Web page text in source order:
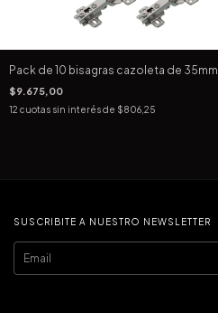
Pack de 10 bisagras cazoleta de 35mm
$9.675,00
12 cuotas sin interés de $806,25
SUSCRIBITE A NUESTRO NEWSLETTER